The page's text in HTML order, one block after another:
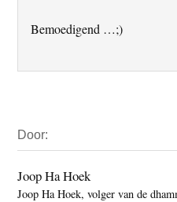
Bemoedigend …;)
Sidebar
Door:
Joop Ha Hoek
Joop Ha Hoek, volger van de